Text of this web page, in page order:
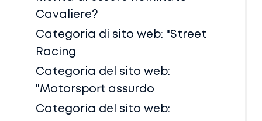
Cavaliere?
Categoria di sito web: "Street
Racing
Categoria del sito web:
"Motorsport assurdo
Categoria del sito web: